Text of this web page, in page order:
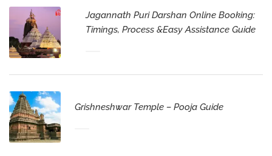
Jagannath Puri Darshan Online Booking:
Timings, Process &Easy Assistance Guide
Grishneshwar Temple – Pooja Guide